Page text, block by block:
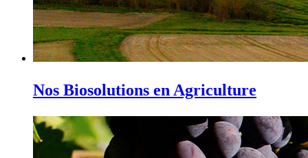
Nos Biosolutions en Agriculture